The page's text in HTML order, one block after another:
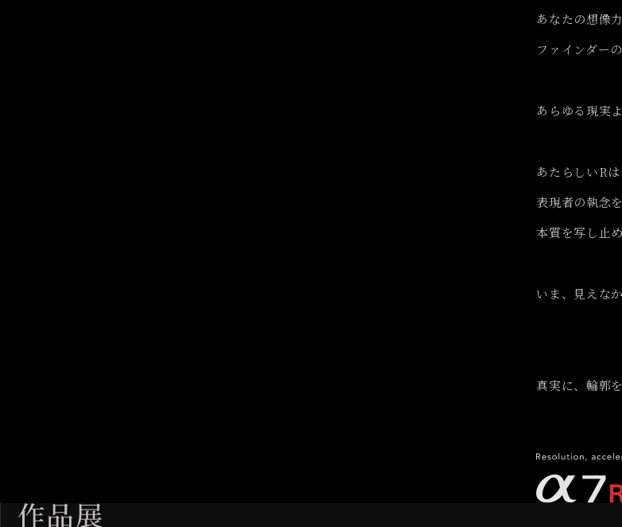
あなたの想像
ファインダー
あらゆる現実よ
あたらしいRは
表現者の執念
本質を写し止
いま、見えな
真実に、輪郭を